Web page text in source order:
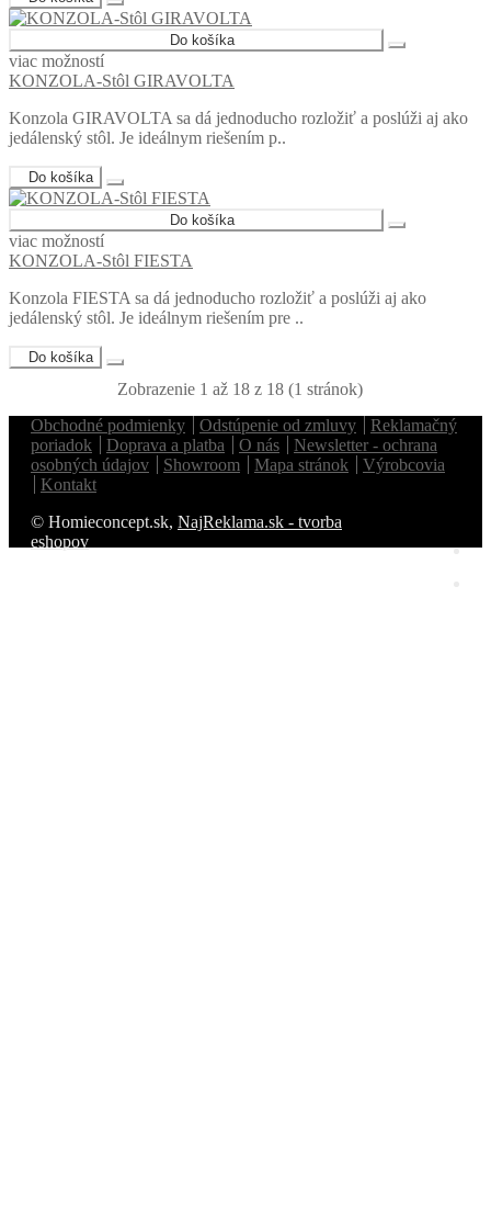
Do košíka
viac možností
KONZOLA-Stôl GIRAVOLTA
Konzola GIRAVOLTA sa dá jednoducho rozložiť a poslúži aj ako
jedálenský stôl. Je ideálnym riešením p..
Do košíka
Do košíka
viac možností
KONZOLA-Stôl FIESTA
Konzola FIESTA sa dá jednoducho rozložiť a poslúži aj ako
jedálenský stôl. Je ideálnym riešením pre ..
Do košíka
Zobrazenie 1 až 18 z 18 (1 stránok)
Obchodné podmienky
Odstúpenie od zmluvy
Reklamačný
poriadok
Doprava a platba O nás
Newsletter - ochrana
osobných údajov
Showroom Mapa stránok
Výrobcovia
Kontakt
© Homieconcept.sk, NajReklama.sk - tvorba
eshopov